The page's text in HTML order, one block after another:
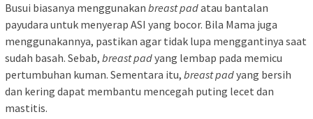
Busui biasanya menggunakan breast padatau bantalan
payudara untuk menyerap ASI yang bocor. Bila Mama juga
menggunakannya, pastikan agar tidak lupa menggantinya saat
sudah basah. Sebab, breast padyang lembap pada memicu
pertumbuhan kuman. Sementara itu, breast padyang bersih
dan kering dapat membantu mencegah puting lecet dan
mastitis.